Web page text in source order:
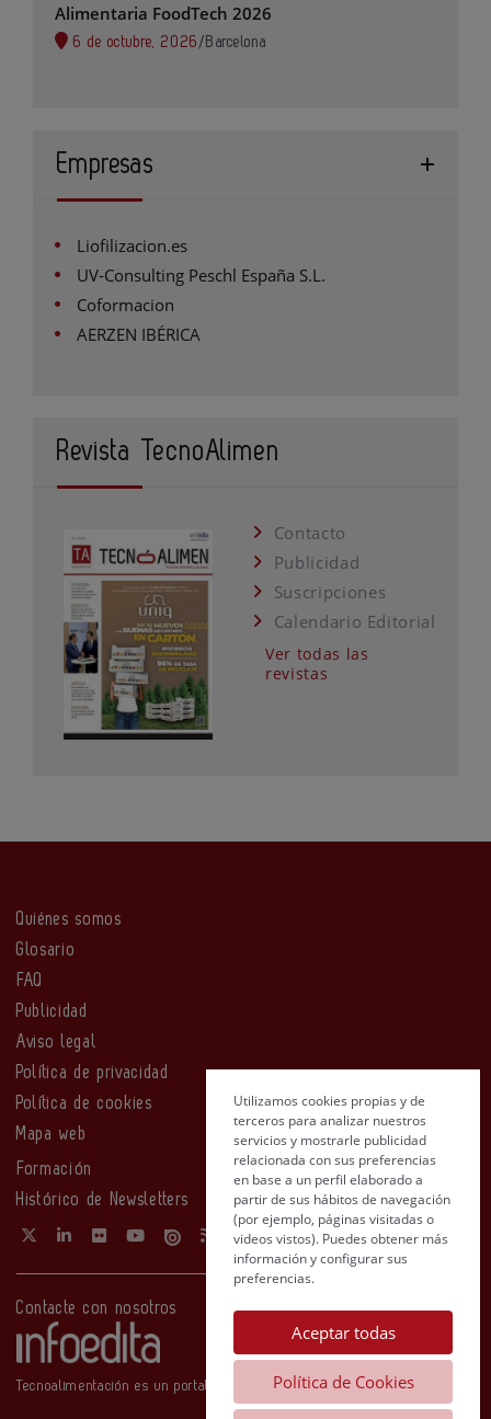
Alimentaria FoodTech 2026
6 de octubre, 2026 / Barcelona
Empresas
Liofilizacion.es
UV-Consulting Peschl España S.L.
Coformacion
AERZEN IBÉRICA
Revista TecnoAlimen
Contacto
Publicidad
Suscripciones
Calendario Editorial
Ver todas las
revistas
Quiénes somos
Glosario
FAQ
Publicidad
Aviso legal
Política de privacidad
Política de cookies
Mapa web
Formación
Histórico de Newsletters
Contacte con nosotros
Tecnoalimentación es un portal de Infoedita
Utilizamos cookies propias y de
terceros para analizar nuestros
servicios y mostrarle publicidad
relacionada con sus preferencias
en base a un perfil elaborado a
partir de sus hábitos de navegación
(por ejemplo, páginas visitadas o
videos vistos). Puedes obtener más
información y configurar sus
preferencias.
Aceptar todas
Política de Cookies